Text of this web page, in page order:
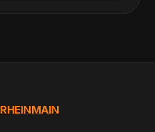
RHEINMAIN